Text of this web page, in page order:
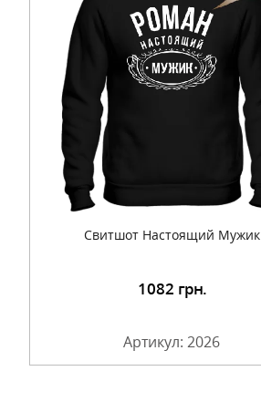
Свитшот Настоящий Мужик
1082 грн.
Артикул: 2026
Подробнее